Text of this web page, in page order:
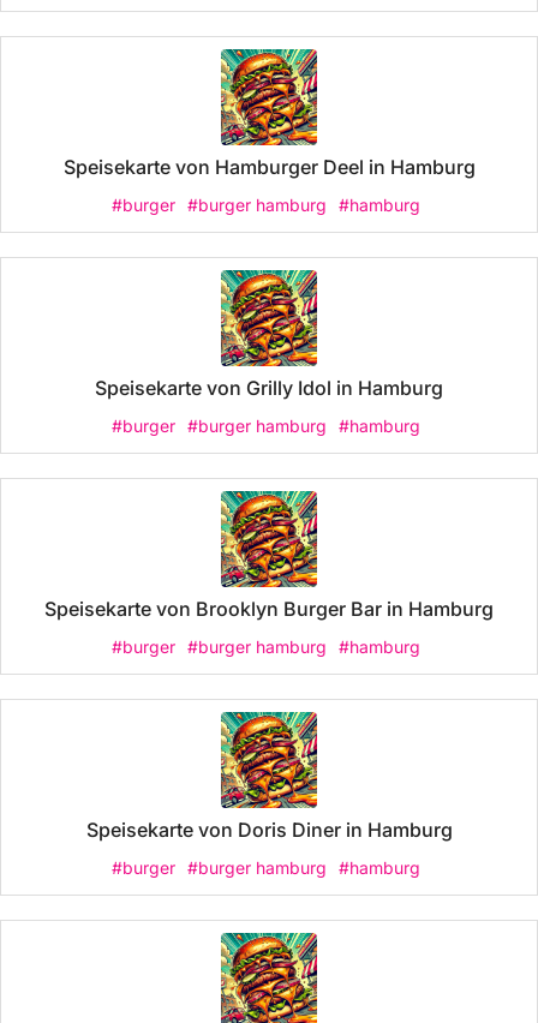
Speisekarte von Hamburger Deel in Hamburg
#burger #burger hamburg #hamburg
Speisekarte von Grilly Idol in Hamburg
#burger #burger hamburg #hamburg
Speisekarte von Brooklyn Burger Bar in Hamburg
#burger #burger hamburg #hamburg
Speisekarte von Doris Diner in Hamburg
#burger #burger hamburg #hamburg